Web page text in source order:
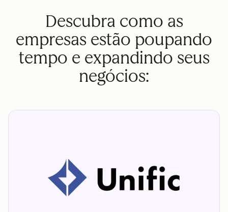
Descubra como as
empresas estão poupando
tempo e expandindo seus
negócios: